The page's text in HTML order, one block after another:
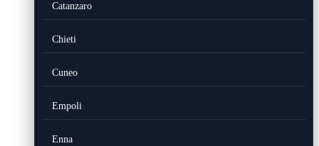
Catanzaro
Chieti
Cuneo
Empoli
Enna